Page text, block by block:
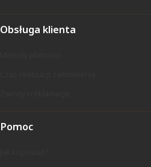
Obsługa klienta
Pomoc